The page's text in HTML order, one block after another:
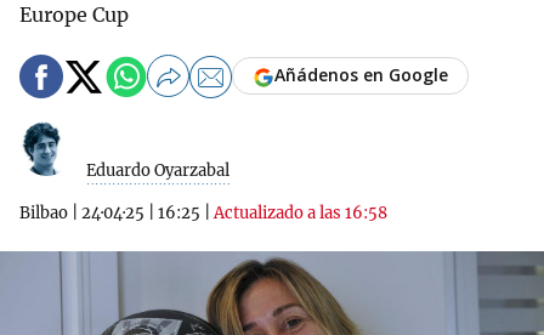
Europe Cup
Eduardo Oyarzabal
Bilbao 24·04·25 16:25 |Actualizado a las 16:58
Añádenos en Google